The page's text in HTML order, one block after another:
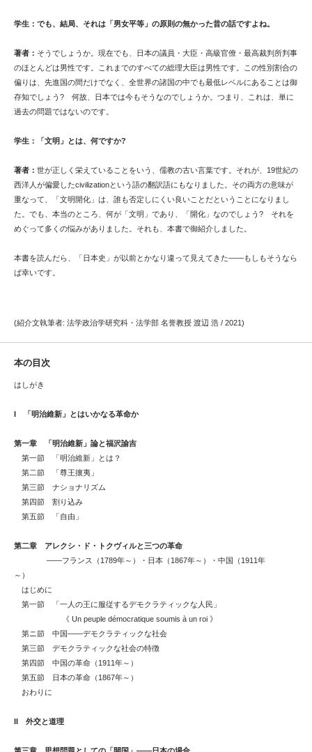
学生：でも、結局、それは「男女平等」の原則の無かった昔の話ですよね。
著者： そうでしょうか。現在でも、日本の議員・大臣・高級官僚・最高裁判所判事
のほとんどは男性です。これまでのすべての総理大臣は男性です。この性別割合の
偏りは、先進国の間だけでなく、全世界の諸国の中でも最低レベルにあることは御
存知でしょう? 何故、日本では今もそうなのでしょうか。つまり、これは、単に
過去の問題ではないのです。
学生：「文明」とは、何ですか?
著者： 世が正しく栄えていることをいう、儒教の古い言葉です。それが、19世紀の
西洋人が偏愛したcivilizationという語の翻訳語にもなりました。その両方の意味が
重なって、「文明開化」は、誰も否定しにくい良いことだということになりまし
た。でも、本当のところ、何が「文明」であり、「開化」なのでしょう? それを
めぐって多くの悩みがありました。それも、本書で御紹介しました。
本書を読んだら、「日本史」が以前とかなり違って見えてきた――もしもそうなら
ば幸いです。
(紹介文執筆者: 法学政治学研究科・法学部 名誉教授 渡辺 浩 / 2021)
本の目次
はしがき
「明治維新」とはいかなる革命か
第一章 「明治維新」論と福沢諭吉
第一節 「明治維新」とは？
第二節 「尊王攘夷」
第三節 ナショナリズム
第四節 割り込み
第五節 「自由」
第二章 アレクシ・ド・トクヴィルと三つの革命
――フランス（1789年～）・日本（1867年～）・中国（1911年
～）
はじめに
第一節 「一人の王に服従するデモクラティックな人民」
《 Un peuple démocratique soumis à un roi 》
第ニ節 中国――デモクラティックな社会
第三節 デモクラティックな社会の特徴
第四節 中国の革命（1911年～）
第五節 日本の革命（1867年～）
おわりに
外交と道理